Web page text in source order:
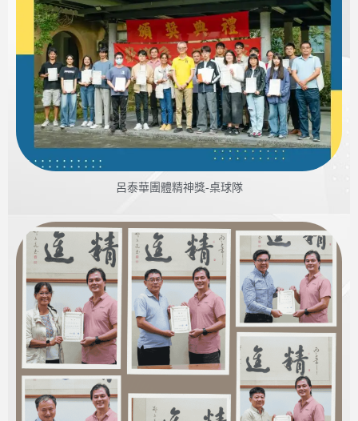
呂泰華團體精神獎-桌球隊